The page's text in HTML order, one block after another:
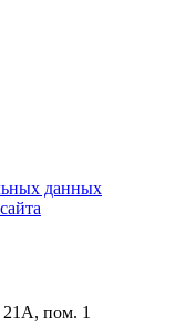
данных
21А, пом. 1